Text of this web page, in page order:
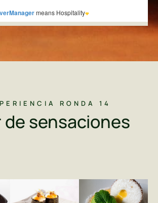
RONDA 14
sensaciones